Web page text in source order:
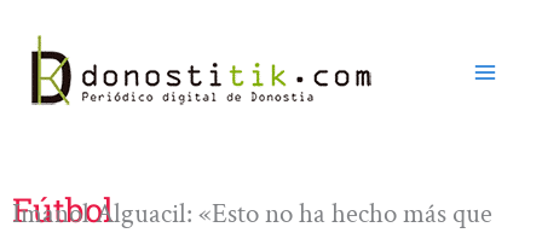
contenido
Fútbol
Imanol Alguacil: «Esto no ha hecho más que